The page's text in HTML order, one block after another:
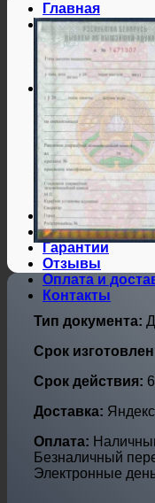
Главная
Справки
Мед
Справки из
Справки
Дипломы и
Дипломы
Аттестаты
Дипломы и
Дипломы и
Дипломы и
Дипломы
Дипломы
Нотариальные
Гарантии
Отзывы
Оплата и
Контакты
Тип документа:
Срок
Срок действия:
Доставка:
Оплата:
Безналичный
Электронные